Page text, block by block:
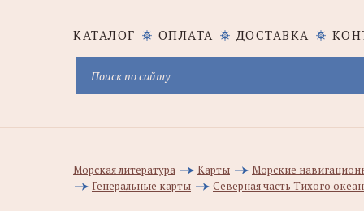
КАТАЛОГ ОПЛАТА ДОСТАВКА
Морская литература Карты
Морские
Генеральные карты
Северная часть Тихого